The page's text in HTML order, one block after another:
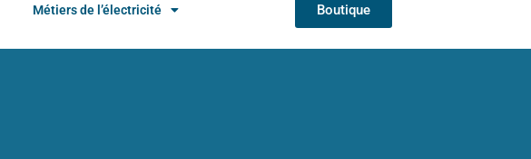
Métiers de l’électricité Boutique